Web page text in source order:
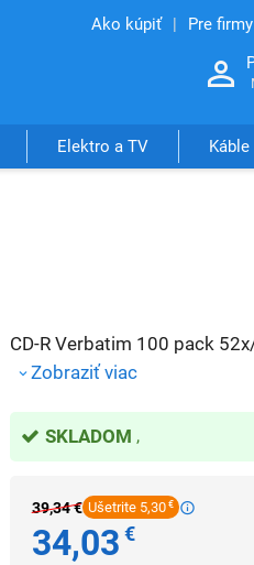
Ako kúpiť Pre firmy
Elektro a TV
CD-R Verbatim 100 pack
Zobraziť viac
SKLADOM
39,34€ Ušetrite 5,30 €
34,03 €